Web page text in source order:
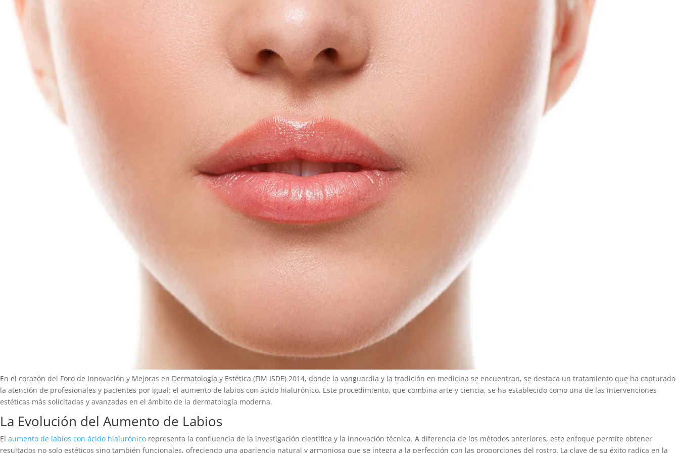
En el corazón del Foro de Innovación y Mejoras en Dermatología y Estética (FIM ISDE) 2014, donde la vanguardia y la tradición en medicina se encuentran, se destaca un tratamiento que ha capturado
la atención de profesionales y pacientes por igual: el aumento de labios con ácido hialurónico. Este procedimiento, que combina arte y ciencia, se ha establecido como una de las intervenciones
estéticas más solicitadas y avanzadas en el ámbito de la dermatología moderna.
La Evolución del Aumento de Labios
El aumento de labios con ácido hialurónico representa la confluencia de la investigación científica y la innovación técnica. A diferencia de los métodos anteriores, este enfoque permite obtener
resultados no solo estéticos sino también funcionales, ofreciendo una apariencia natural y armoniosa que se integra a la perfección con las proporciones del rostro. La clave de su éxito radica en la